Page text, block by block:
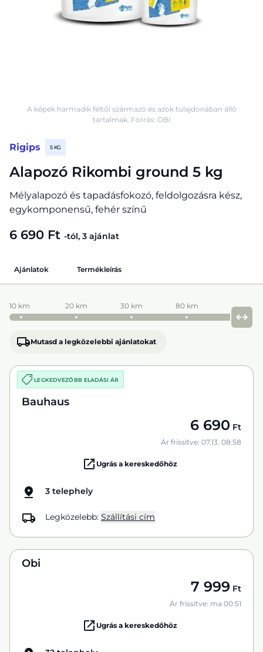
Rigips 5 KG
Alapozó Rikombi ground 5 kg
Mélyalapozó és tapadásfokozó, feldolgozásra kész,
egykomponensű, fehér színű
6 690 Ft -tól, 3 ajánlat
A képek harmadik féltől származó és azok tulajdonában álló
tartalmak. Forrás: OBI
Ajánlatok Termékleírás
10 km 20 km 30 km 80 km
Mutasd a legközelebbi ajánlatokat
LEGKEDVEZŐBB ELADÁSI ÁR
Bauhaus
6 690 Ft
Ár frissítve: 07.13. 08:58
Ugrás a kereskedőhöz
3 telephely
Legközelebb: Szállítási cím
Obi
7 999 Ft
Ár frissítve: ma 00:51
Ugrás a kereskedőhöz